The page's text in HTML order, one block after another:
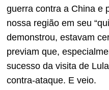
guerra contra a China e
nossa região em seu
demonstrou, estavam
previam que,
sucesso da visita de
contra-ataque. E veio.